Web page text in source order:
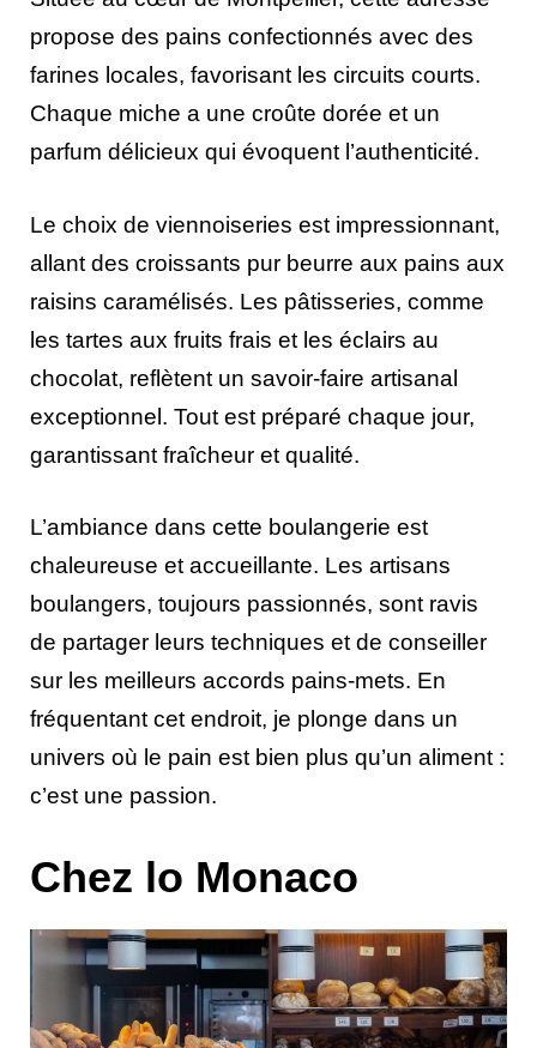
propose des pains confectionnés avec des
farines locales, favorisant les circuits courts.
Chaque miche a une croûte dorée et un
parfum délicieux qui évoquent l’authenticité.
Le choix de viennoiseries est impressionnant,
allant des croissants pur beurre aux pains aux
raisins caramélisés. Les pâtisseries, comme
les tartes aux fruits frais et les éclairs au
chocolat, reflètent un savoir-faire artisanal
exceptionnel. Tout est préparé chaque jour,
garantissant fraîcheur et qualité.
L’ambiance dans cette boulangerie est
chaleureuse et accueillante. Les artisans
boulangers, toujours passionnés, sont ravis
de partager leurs techniques et de conseiller
sur les meilleurs accords pains-mets. En
fréquentant cet endroit, je plonge dans un
univers où le pain est bien plus qu’un aliment :
c’est une passion.
Chez lo Monaco